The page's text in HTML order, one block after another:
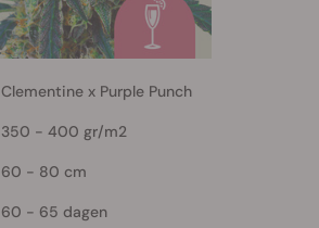
Clementine x Purple Punch
350 - 400 gr/m2
60 - 80 cm
60 - 65 dagen